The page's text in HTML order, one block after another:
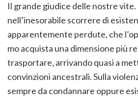
Il grande giudice delle nostre vite.
nell’inesorabile scorrere di
apparentemente perdute, che
mo acquista una dimensione più
trasportare, arrivando quasi a
convinzioni ancestrali. Sulla
sempre da condannare oppure